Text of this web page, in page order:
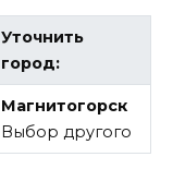
Уточнить
город:
Магнитогорск
Выбор другого